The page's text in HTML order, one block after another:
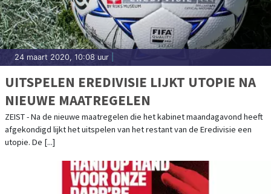
24 maart 2020, 10:08 uur
UITSPELEN EREDIVISIE LIJKT UTOPIE NA
NIEUWE MAATREGELEN
ZEIST - Na de nieuwe maatregelen die het kabinet maandagavond heeft
afgekondigd lijkt het uitspelen van het restant van de Eredivisie een
utopie. De [...]